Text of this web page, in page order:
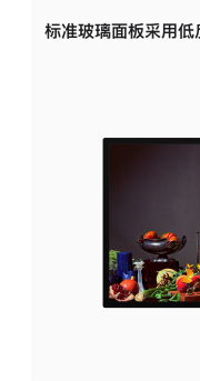
标准玻璃面板采用低